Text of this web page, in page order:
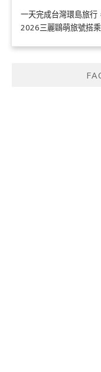
一天完成台灣環島旅行
2026三麗鷗萌旅號搭